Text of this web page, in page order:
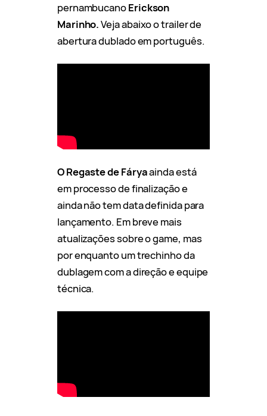
pernambucanoErickson
Marinho.Veja abaixo o trailer de
abertura dublado em português.
O Regaste de Fáryaainda está
em processo de finalização e
ainda não tem data definida para
lançamento. Em breve mais
atualizações sobre o game, mas
por enquanto um trechinho da
dublagem com a direção e equipe
técnica.